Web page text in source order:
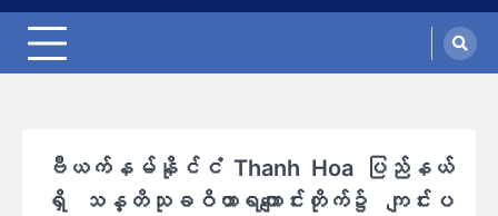
ဗီယက်နမ်နိုင်ငံ Thanh Hoa ပြည်နယ်
ရှိ သန္တိသုခဝိဟာရကျောင်းတိုက်၌ ကျင်းပ